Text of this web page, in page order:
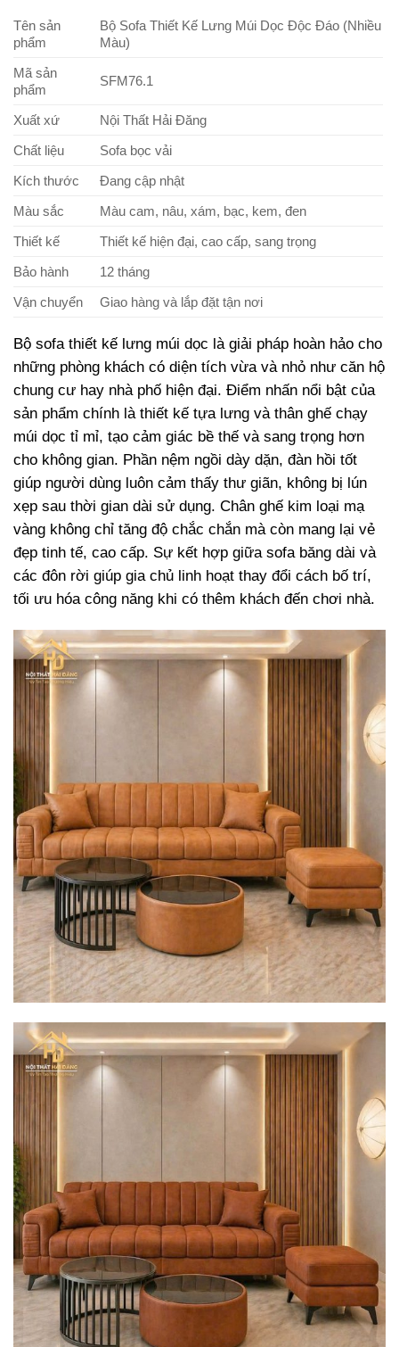
Tên sản
phẩm
Bộ Sofa Thiết Kế Lưng Múi Dọc Độc Đáo (Nhiều
Màu)
Mã sản
phẩm
SFM76.1
Xuất xứ
Nội Thất Hải Đăng
Chất liệu
Sofa bọc vải
Kích thước
Đang cập nhật
Màu sắc
Màu cam, nâu, xám, bạc, kem, đen
Thiết kế
Thiết kế hiện đại, cao cấp, sang trọng
Bảo hành
12 tháng
Vận chuyển
Giao hàng và lắp đặt tận nơi
Bộ sofa thiết kế lưng múi dọc là giải pháp hoàn hảo cho
những phòng khách có diện tích vừa và nhỏ như căn hộ
chung cư hay nhà phố hiện đại. Điểm nhấn nổi bật của
sản phẩm chính là thiết kế tựa lưng và thân ghế chạy
múi dọc tỉ mỉ, tạo cảm giác bề thế và sang trọng hơn
cho không gian. Phần nệm ngồi dày dặn, đàn hồi tốt
giúp người dùng luôn cảm thấy thư giãn, không bị lún
xẹp sau thời gian dài sử dụng. Chân ghế kim loại mạ
vàng không chỉ tăng độ chắc chắn mà còn mang lại vẻ
đẹp tinh tế, cao cấp. Sự kết hợp giữa sofa băng dài và
các đôn rời giúp gia chủ linh hoạt thay đổi cách bố trí,
tối ưu hóa công năng khi có thêm khách đến chơi nhà.